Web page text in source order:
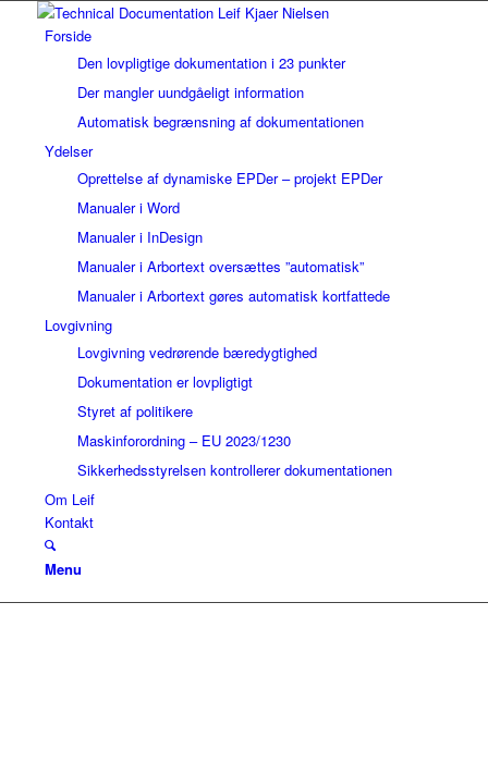
Forside
Den lovpligtige dokumentation i 23 punkter
Der mangler uundgåeligt information
Automatisk begrænsning af dokumentationen
Ydelser
Oprettelse af dynamiske EPDer – projekt EPDer
Manualer i Word
Manualer i InDesign
Manualer i Arbortext oversættes ”automatisk”
Manualer i Arbortext gøres automatisk kortfattede
Lovgivning
Lovgivning vedrørende bæredygtighed
Dokumentation er lovpligtigt
Styret af politikere
Maskinforordning – EU 2023/1230
Sikkerhedsstyrelsen kontrollerer dokumentationen
Om Leif
Kontakt
Menu